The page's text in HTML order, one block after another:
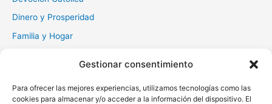
Gestionar consentimiento
Para ofrecer las mejores experiencias, utilizamos tecnologías como las
cookies para almacenar y/o acceder a la información del dispositivo. El
Dinero y Prosperidad
Familia y Hogar
Muerte y Difuntos